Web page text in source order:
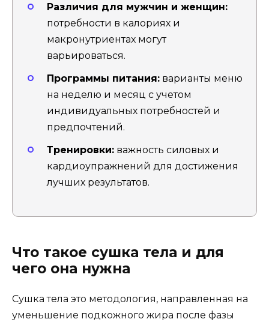
Различия для мужчин и женщин:
потребности в калориях и
макронутриентах могут
варьироваться.
Программы питания: варианты меню
на неделю и месяц с учетом
индивидуальных потребностей и
предпочтений.
Тренировки: важность силовых и
кардиоупражнений для достижения
лучших результатов.
Что такое сушка тела и для
чего она нужна
Сушка тела это методология, направленная на
уменьшение подкожного жира после фазы